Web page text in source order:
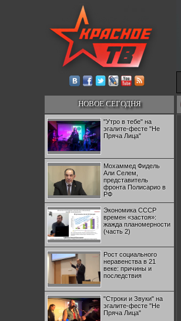
НОВОЕ СЕГОДНЯ
"Утро в тебе" на
эгалите-фесте "Не
Пряча Лица"
Мохаммед Фидель
Али Селем,
представитель
фронта Полисарио в
РФ
Экономика СССР
времен «застоя»:
жажда планомерности
(часть 2)
Рост социального
неравенства в 21
веке: причины и
последствия
"Строки и Звуки" на
эгалите-фесте "Не
Пряча Лица"